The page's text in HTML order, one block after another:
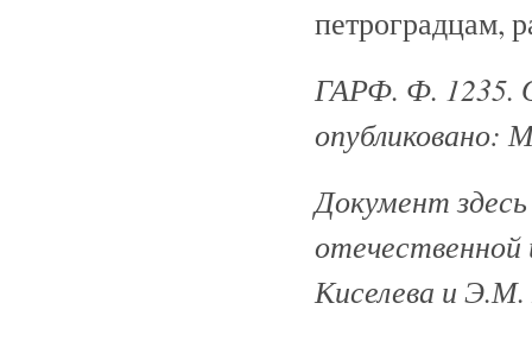
петроградцам,
ГАРФ. Ф. 1235.
опубликовано:
Документ
Киселева и